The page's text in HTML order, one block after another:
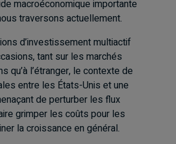
macroéconomique importante
traversons actuellement.
d’investissement multiactif
tant sur les marchés
qu’à l’étranger, le contexte de
entre les États-Unis et une
de perturber les flux
grimper les coûts pour les
la croissance en général.